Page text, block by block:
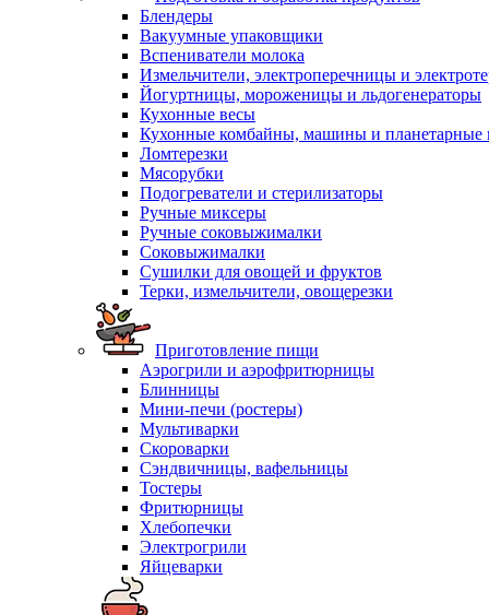
Блендеры
Вакуумные упаковщики
Вспениватели молока
Измельчители, электроперечницы и
Йогуртницы, мороженицы и льдогенераторы
Кухонные весы
Кухонные комбайны, машины и планетарные
Ломтерезки
Мясорубки
Подогреватели и стерилизаторы
Ручные миксеры
Ручные соковыжималки
Соковыжималки
Сушилки для овощей и фруктов
Терки, измельчители, овощерезки
Приготовление пищи
Аэрогрили и аэрофритюрницы
Блинницы
Мини-печи (ростеры)
Мультиварки
Скороварки
Сэндвичницы, вафельницы
Тостеры
Фритюрницы
Хлебопечки
Электрогрили
Яйцеварки